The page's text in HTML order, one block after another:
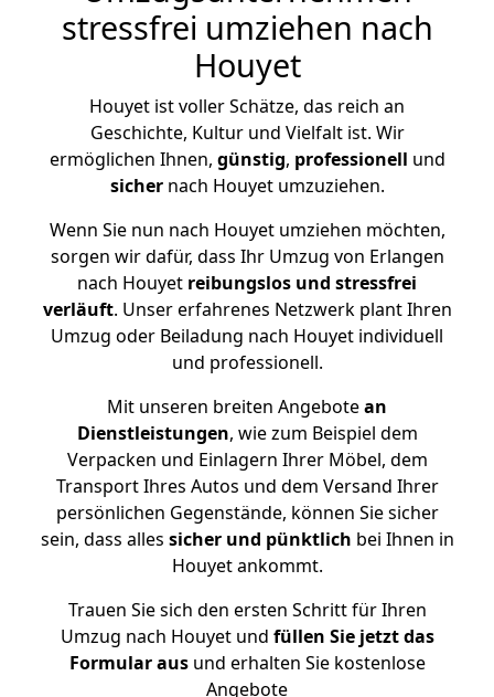
stressfrei umziehen nach
Houyet
Houyet ist voller Schätze, das reich an
Geschichte, Kultur und Vielfalt ist. Wir
ermöglichen Ihnen, günstig, professionell und
sichernach Houyet umzuziehen.
Wenn Sie nun nach Houyet umziehen möchten,
sorgen wir dafür, dass Ihr Umzug von Erlangen
nach Houyet reibungslos und stressfrei
verläuft. Unser erfahrenes Netzwerk plant Ihren
Umzug oder Beiladung nach Houyet individuell
und professionell.
Mit unseren breiten Angebotean
Dienstleistungen, wie zum Beispiel dem
Verpacken und Einlagern Ihrer Möbel, dem
Transport Ihres Autos und dem Versand Ihrer
persönlichen Gegenstände, können Sie sicher
sein, dass alles sicher und pünktlich bei Ihnen in
Houyet ankommt.
Trauen Sie sich den ersten Schritt für Ihren
Umzug nach Houyet und füllen Sie jetzt das
Formular ausund erhalten Sie kostenlose
Angebote